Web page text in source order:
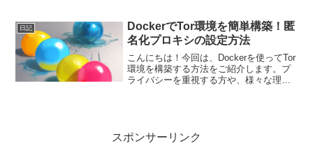
のみ、やり直しなしの一発勝負で、高ク
オリ...
日記
DockerでTor環境を簡単構築！匿
名化プロキシの設定方法
こんにちは！今回は、Dockerを使ってTor
環境を構築する方法をご紹介します。プ
ライバシーを重視する方や、様々な理由
スポンサーリンク